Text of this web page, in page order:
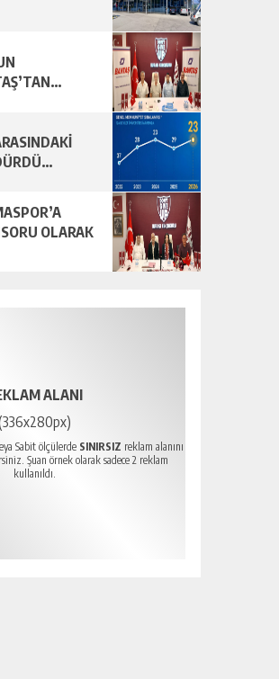
OLARAK
ALANI
Sabit ölçülerde SINIRSIZ reklam alanını
Şuan örnek olarak sadece 2 reklam
kullanıldı.